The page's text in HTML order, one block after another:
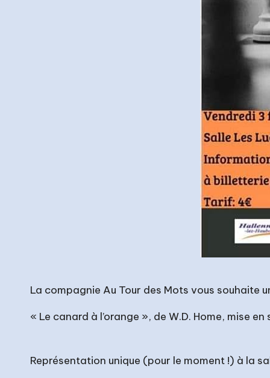
La compagnie Au Tour des Mots vous souhaite
« Le canard à l’orange », de W.D. Home, mise
Représentation unique (pour le moment !) à la